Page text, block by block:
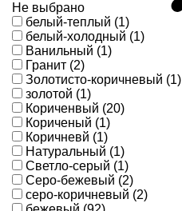
Не выбрано
белый-теплый (1)
белый-холодный (1)
Ванильный (1)
Гранит (2)
Золотисто-коричневый (1)
золотой (1)
Кориченвый (20)
Кориченый (1)
Коричневй (1)
Натуральный (1)
Светло-серый (1)
Серо-бежевый (2)
серо-коричневый (2)